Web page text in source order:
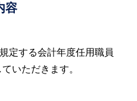
容
定する会計年度任用職員
いただきます。